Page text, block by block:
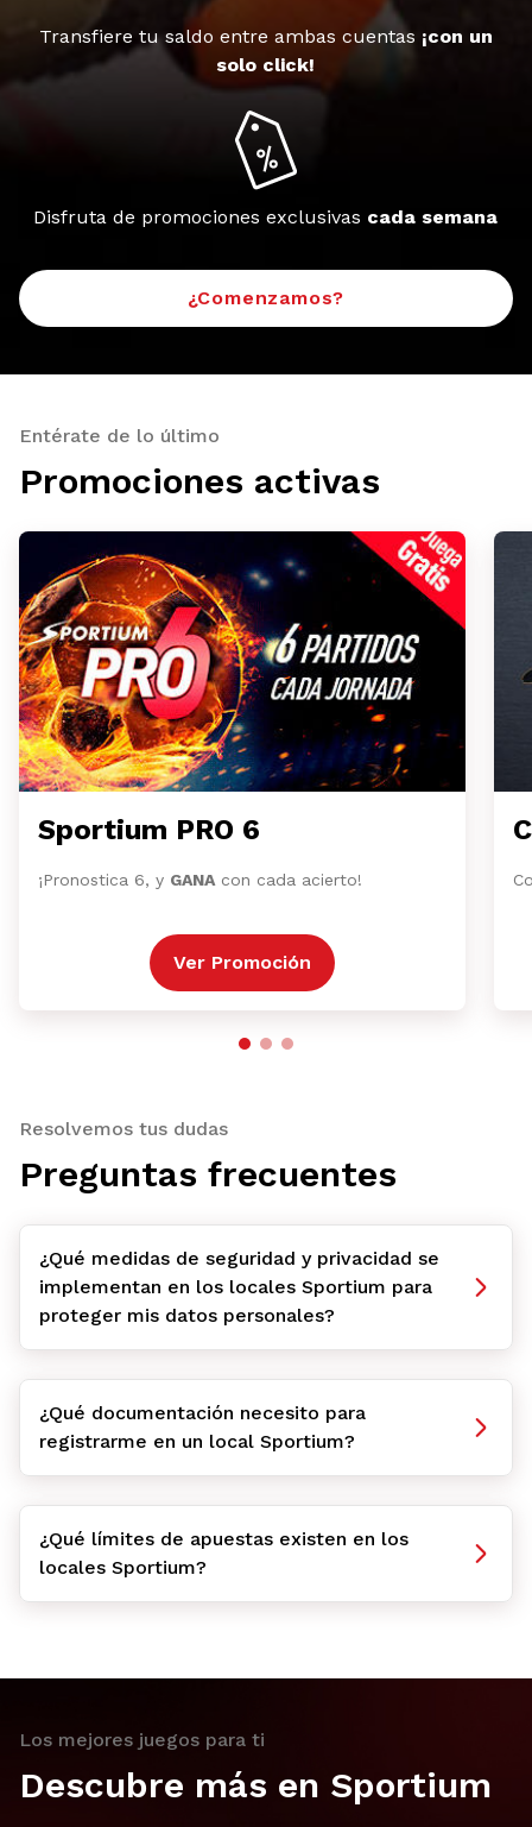
Transfiere tu saldo entre ambas cuentas ¡con un
solo click!
Disfruta de promociones exclusivas cada semana
¿Comenzamos?
Entérate de lo último
Promociones activas
Sportium PRO 6
¡Pronostica 6, y GANA con cada acierto!
Ver Promoción
Resolvemos tus dudas
Preguntas frecuentes
¿Qué medidas de seguridad y privacidad se
implementan en los locales Sportium para
proteger mis datos personales?
¿Qué documentación necesito para
registrarme en un local Sportium?
¿Qué límites de apuestas existen en los
locales Sportium?
Los mejores juegos para ti
Descubre más en Sportium